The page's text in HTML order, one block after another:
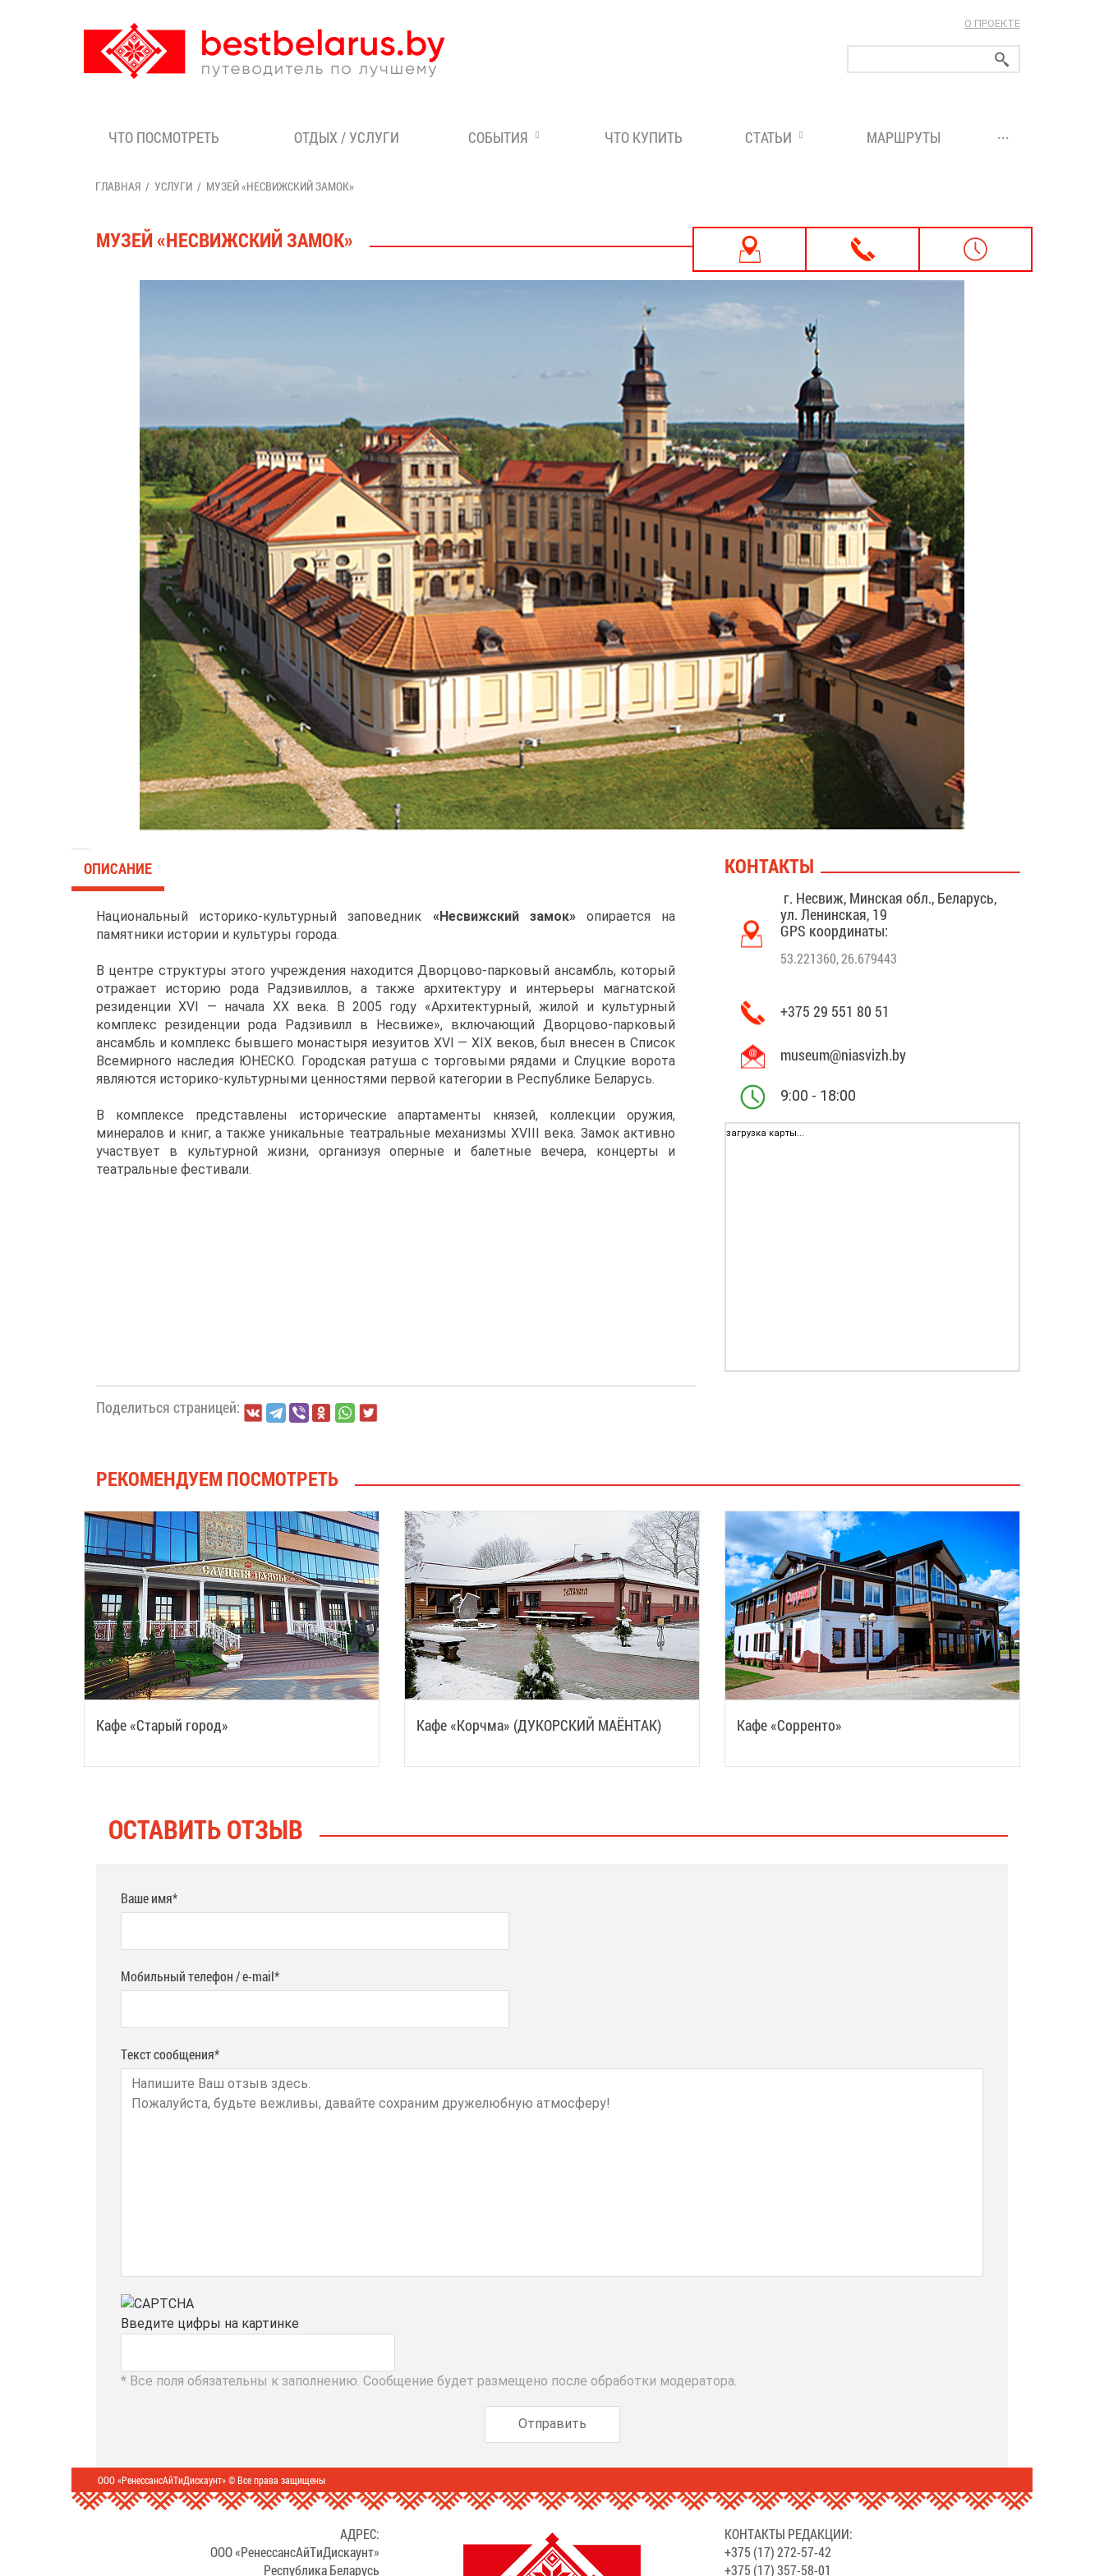
О ПРОЕКТЕ
ЧТО ПОСМОТРЕТЬ ОТДЫХ / УСЛУГИ СОБЫТИЯ ЧТО КУПИТЬ СТАТЬИ МАРШРУТЫ ...
ГЛАВНАЯ УСЛУГИ МУЗЕЙ «НЕСВИЖСКИЙ ЗАМОК»
МУЗЕЙ «НЕСВИЖСКИЙ ЗАМОК»
ОПИСАНИЕ
Национальный историко-культурный заповедник « Несвижский замок»опирается на
памятники истории и культуры города.
В центре структуры этого учреждения находится Дворцово-парковый ансамбль, который
отражает историю рода Радзивиллов, а также архитектуру и интерьеры магнатской
резиденции XVI — начала XX века. В 2005 году «Архитектурный, жилой и культурный
комплекс резиденции рода Радзивилл в Несвиже», включающий Дворцово-парковый
ансамбль и комплекс бывшего монастыря иезуитов XVI — XIX веков, был внесен в Список
Всемирного наследия ЮНЕСКО. Городская ратуша с торговыми рядами и Слуцкие ворота
являются историко-культурными ценностями первой категории в Республике Беларусь.
В комплексе представлены исторические апартаменты князей, коллекции оружия,
минералов и книг, а также уникальные театральные механизмы XVIII века. Замок активно
участвует в культурной жизни, организуя оперные и балетные вечера, концерты и
театральные фестивали.
КОНТАКТЫ
г. Несвиж, Минская обл., Беларусь,
ул. Ленинская, 19
GPS координаты:
53.221360, 26.679443
+375 29 551 80 51
museum@niasvizh.by
9:00 - 18:00
загрузка карты...
Поделиться страницей:
РЕКОМЕНДУЕМ ПОСМОТРЕТЬ
Кафе «Старый город» Кафе «Корчма» (ДУКОРСКИЙ МАЁНТАК) Кафе «Сорренто»
ОСТАВИТЬ ОТЗЫВ
Ваше имя*
Мобильный телефон / e-mail*
Текст сообщения*
Введите цифры на картинке
* Все поля обязательны к заполнению. Сообщение будет размещено после обработки модератора.
ООО «РенессансАйТиДискаунт» © Все права защищены
АДРЕС:
ООО «РенессансАйТиДискаунт»
Республика Беларусь
КОНТАКТЫ РЕДАКЦИИ:
+375 (17) 272-57-42
+375 (17) 357-58-01